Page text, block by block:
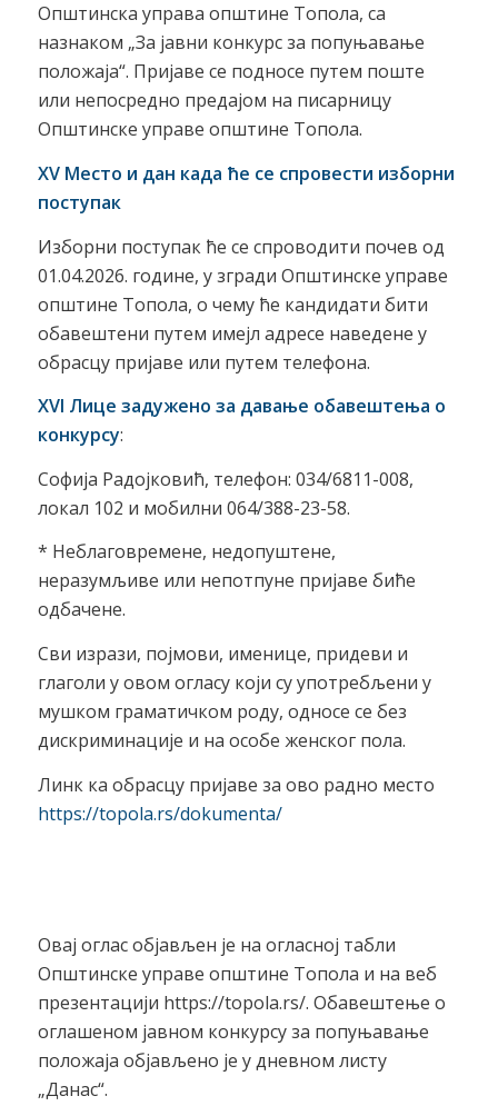
Општинска управа општине Топола, са
назнаком „За јавни конкурс за попуњавање
положаја“. Пријаве се подносе путем поште
или непосредно предајом на писарницу
Општинске управе општине Топола.
XV Место и дан када ће се спровести изборни
поступак
Изборни поступак ће се спроводити почев од
01.04.2026. године, у згради Општинскe управe
општине Топола, о чему ће кандидати бити
обавештени путем имејл адресе наведене у
обрасцу пријаве или путем телефона.
XVI Лице задужено за давање обавештења о
конкурсу:
Софија Радојковић, телефон: 034/6811-008,
локал 102 и мобилни 064/388-23-58.
* Неблаговремене, недопуштене,
неразумљиве или непотпуне пријаве биће
одбачене.
Сви изрази, појмови, именице, придеви и
глаголи у овом огласу који су употребљени у
мушком граматичком роду, односе се без
дискриминације и на особе женског пола.
Линк ка обрасцу пријаве за ово радно место
https://topola.rs/dokumenta/
Овај оглас објављен је на огласној табли
Општинске управе општине Топола и на веб
презентацији https://topola.rs/. Обавештење о
оглашеном јавном конкурсу за попуњавање
положаја објављено је у дневном листу
„Данас“.